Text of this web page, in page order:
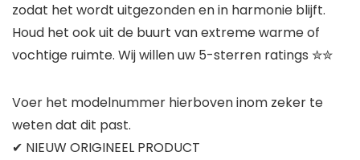
zodat het wordt uitgezonden en in harmonie blijft.
Houd het ook uit de buurt van extreme warme of
vochtige ruimte. Wij willen uw 5-sterren ratings ✮✮
Voer het modelnummer hierboven inom zeker te
weten dat dit past.
✔ NIEUW ORIGINEEL PRODUCT